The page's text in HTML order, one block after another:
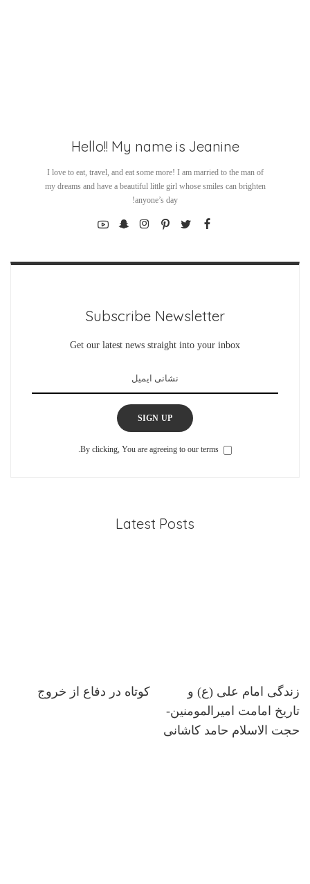
Hello!! My name is Jeanine
I love to eat, travel, and eat some more! I am married to the man of
my dreams and have a beautiful little girl whose smiles can brighten
anyone’s day!
Subscribe Newsletter
Get our latest news straight into your inbox
SIGN UP
By clicking, You are agreeing to our terms.
Latest Posts
زندگی امام علی (ع) و
تاریخ امامت امیرالمومنین-
حجت الاسلام حامد کاشانی
کوتاه در دفاع از خروج